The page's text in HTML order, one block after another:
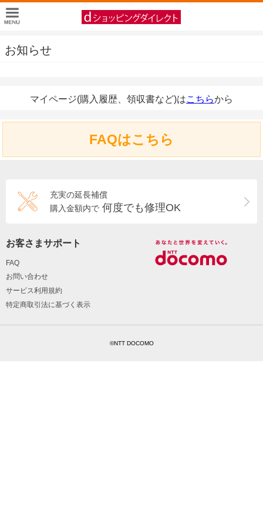
お知らせ
マイページ(購入履歴、領収書など)はこちらから
FAQはこちら
充実の延長補償
購入金額内で 何度でも修理OK
お客さまサポート
FAQ
お問い合わせ
サービス利用規約
特定商取引法に基づく表示
©NTT DOCOMO